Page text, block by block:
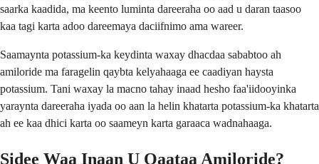
saarka kaadida, ma keento luminta dareeraha oo aad u daran taasoo
kaa tagi karta adoo dareemaya daciifnimo ama wareer.
Saamaynta potassium-ka keydinta waxay dhacdaa sababtoo ah
amiloride ma faragelin qaybta kelyahaaga ee caadiyan haysta
potassium. Tani waxay la macno tahay inaad hesho faa'iidooyinka
yaraynta dareeraha iyada oo aan la helin khatarta potassium-ka khatarta
ah ee kaa dhici karta oo saameyn karta garaaca wadnahaaga.
Sidee Waa Inaan U Qaataa Amiloride?